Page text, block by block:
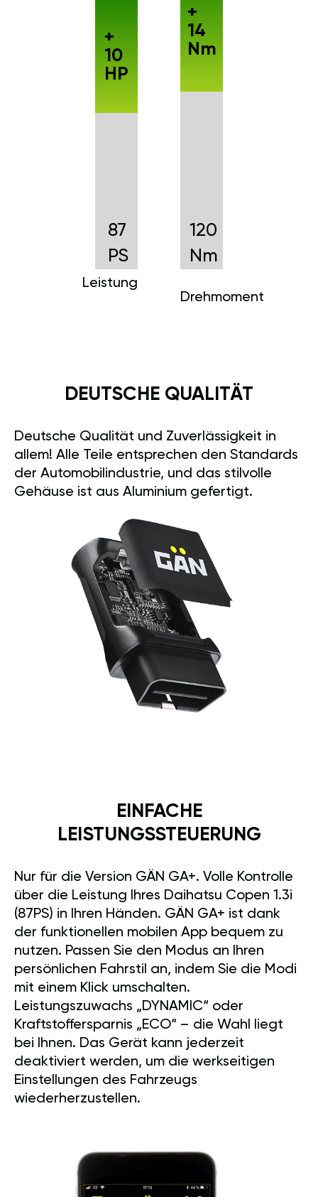
87
PS
Leistung
+
10
HP
120
Nm
Drehmoment
+
14
Nm
DEUTSCHE QUALITÄT
Deutsche Qualität und Zuverlässigkeit in
allem! Alle Teile entsprechen den Standards
der Automobilindustrie, und das stilvolle
Gehäuse ist aus Aluminium gefertigt.
EINFACHE
LEISTUNGSSTEUERUNG
Nur für die Version GÄN GA+. Volle Kontrolle
über die Leistung Ihres Daihatsu Copen 1.3i
(87PS) in Ihren Händen. GÄN GA+ ist dank
der funktionellen mobilen App bequem zu
nutzen. Passen Sie den Modus an Ihren
persönlichen Fahrstil an, indem Sie die Modi
mit einem Klick umschalten.
Leistungszuwachs „DYNAMIC“ oder
Kraftstoffersparnis „ECO“ – die Wahl liegt
bei Ihnen. Das Gerät kann jederzeit
deaktiviert werden, um die werkseitigen
Einstellungen des Fahrzeugs
wiederherzustellen.